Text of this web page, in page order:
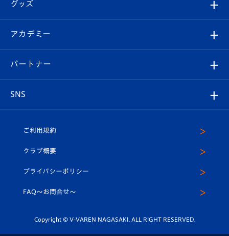
チケット
イベント
メディア
ホームタウン
スタッフプロフィール
マスコット紹介
平和祈念活動
ホームタウン活動
Revive Team
ヴィヴィくんの長崎おもてなしガイド
フォトギャラリー
スタジアムグルメ
V-LOVERS（ファンクラブ）
プレイヤーズスイート
グッズ
オンラインショップ
店舗情報
アカデミー
育成からのお知らせ
U-18
スクール
パートナー
SNS
ヴィヴィくんインスタグラム
公式LINE＠
ご利用規約
クラブ概要
プライバシーポリシー
FAQ〜お問合せ〜
Copyright © V-VAREN NAGASAKI. ALL RIGHT RESERVED.